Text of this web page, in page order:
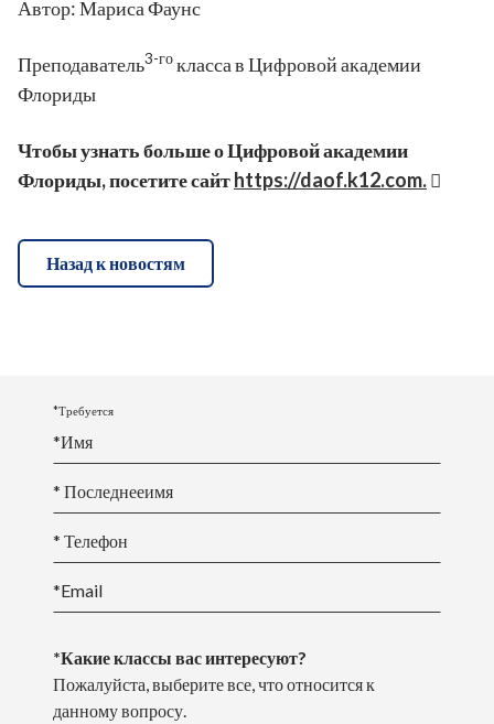
Автор: Мариса Фаунс
Преподаватель3-гокласса в Цифровой академии
Флориды
Чтобы узнать больше о Цифровой академии
Флориды, посетите сайтhttps://daof.k12.com.
Назад к новостям
*Требуется
*Имя
* Последнееимя
* Телефон
*Email
*Какие классы вас интересуют?
Пожалуйста, выберите все, что относится к
данному вопросу.